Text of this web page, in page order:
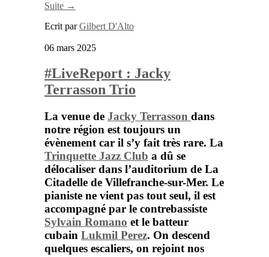
Suite →
Ecrit parGilbert D'Alto
06 mars 2025
#LiveReport : Jacky
Terrasson Trio
La venue de Jacky Terrasson dans
notre région est toujours un
évènement car il s’y fait très rare. La
Trinquette Jazz Club a dû se
délocaliser dans l’auditorium de La
Citadelle de Villefranche-sur-Mer. Le
pianiste ne vient pas tout seul, il est
accompagné par le contrebassiste
Sylvain Romano et le batteur
cubain Lukmil Perez. On descend
quelques escaliers, on rejoint nos